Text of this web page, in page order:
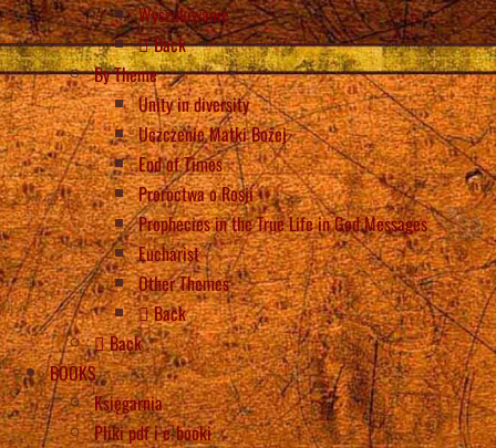
Wyszukiwanie
Back
By Theme
Unity in diversity
Uczczenie Matki Bożej
End of Times
Proroctwa o Rosji
Prophecies in the True Life in God Messages
Eucharist
Other Themes
Back
Back
BOOKS
Księgarnia
Pliki pdf i e-booki